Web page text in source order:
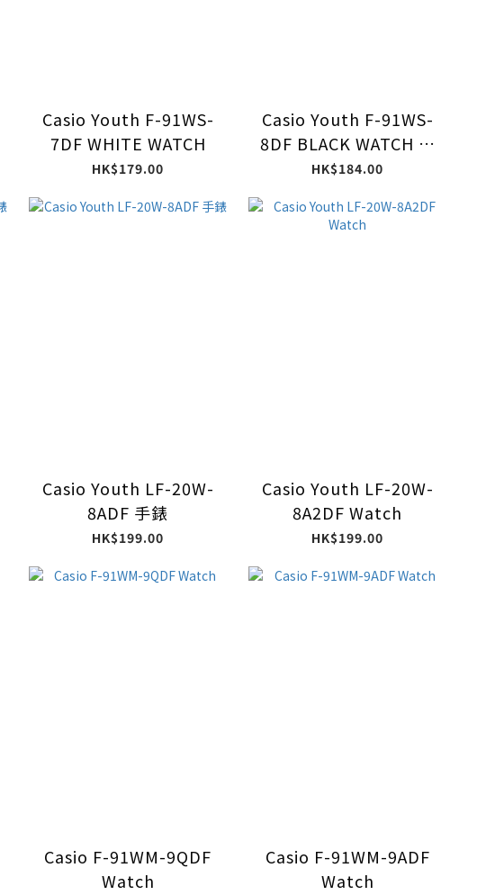
Casio Youth F-91WS-
7DF WHITE WATCH
HK$179.00
Casio Youth F-91WS-
8DF BLACK WATCH 黑
色透明帶手錶
HK$184.00
Casio Youth LF-20W-
8ADF 手錶
HK$199.00
Casio Youth LF-20W-
8A2DF Watch
HK$199.00
Casio F-91WM-9QDF
Watch
Casio F-91WM-9ADF
Watch